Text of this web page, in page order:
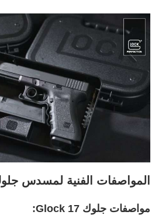
المواصفات الفنية لمسدس جلوك
مواصفات جلوك Glock 17: